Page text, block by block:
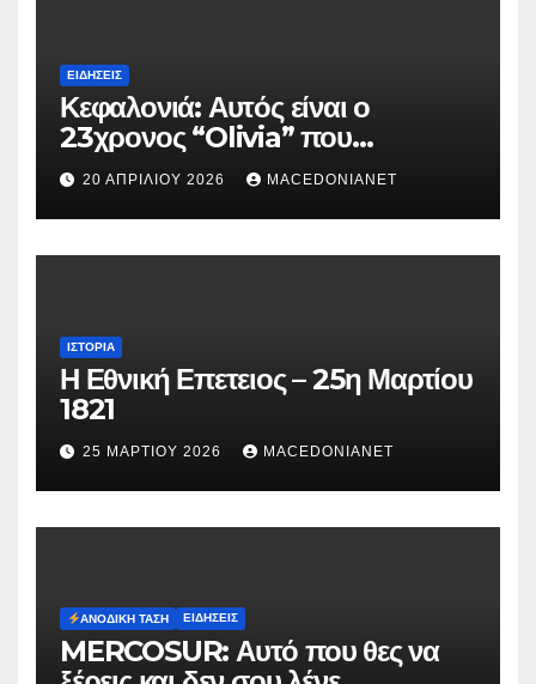
ΕΙΔΉΣΕΙΣ
Κεφαλονιά: Αυτός είναι ο
23χρονος “Olivia” που
κατηγορείται για τον θάνατο της
Μυρτούς
20 ΑΠΡΙΛΊΟΥ 2026 MACEDONIANET
ΙΣΤΟΡΊΑ
Η Εθνική Επετειος – 25η Μαρτίου
1821
25 ΜΑΡΤΊΟΥ 2026 MACEDONIANET
ΑΝΟΔΙΚΉ ΤΆΣΗ ΕΙΔΉΣΕΙΣ
MERCOSUR: Αυτό που θες να